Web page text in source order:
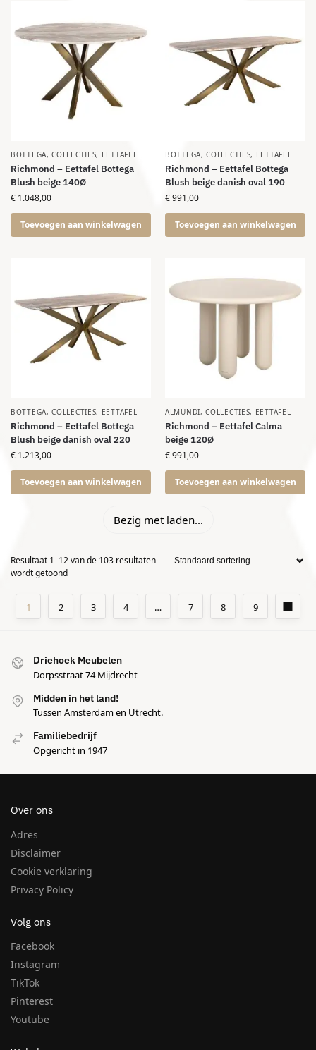
BOTTEGA,COLLECTIES, EETTAFEL
Richmond – Eettafel Bottega
Blush beige 140Ø
€ 1.048,00
Toevoegen aan winkelwagen
BOTTEGA,COLLECTIES, EETTAFEL
Richmond – Eettafel Bottega
Blush beige danish oval 190
€991,00
Toevoegen aan winkelwagen
BOTTEGA,COLLECTIES, EETTAFEL
Richmond – Eettafel Bottega
Blush beige danish oval 220
€ 1.213,00
Toevoegen aan winkelwagen
ALMUNDI,COLLECTIES, EETTAFEL
Richmond – Eettafel Calma
beige 120Ø
€991,00
Toevoegen aan winkelwagen
CAMBON EETTAFEL
Richmond – Eettafel Cambon
dark coffee danish oval 230
1.700,00
Toevoegen aan winkelwagen
CASTELLO,
Richmond – Eettafel Castello
€1.826,00
Toevoegen aan winkelwagen